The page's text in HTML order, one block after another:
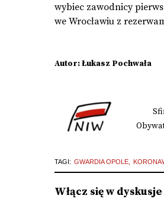
wybiec zawodnicy
we Wrocławiu z
Autor: Łukasz Pochwała
TAGI: GWARDIA OPOLE
Włącz się w